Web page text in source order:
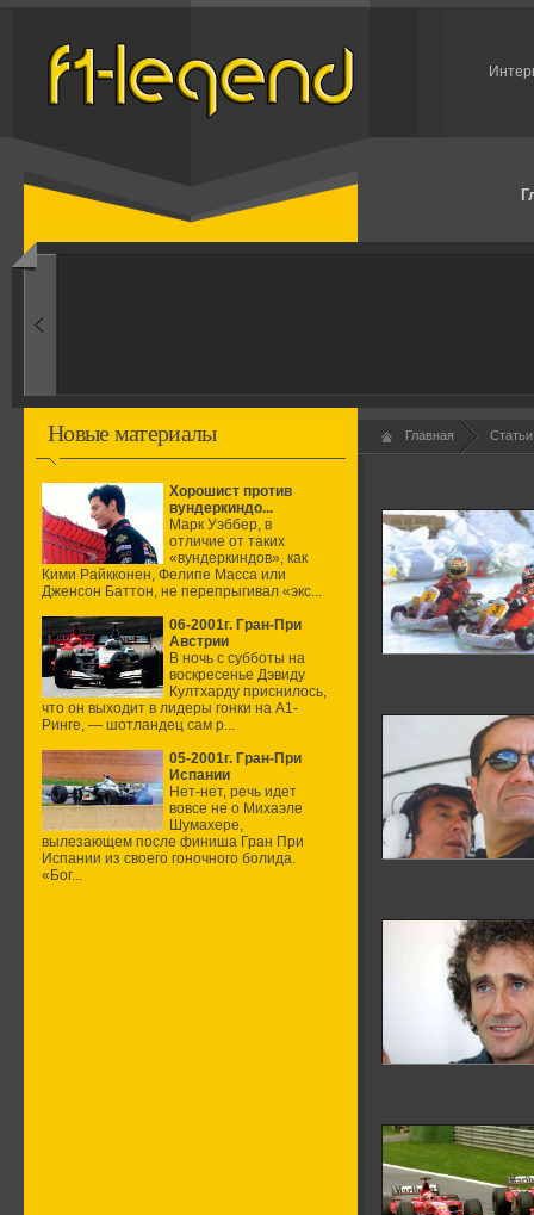
1960-ые
Новые материалы
Хорошист против
вундеркиндо...
Марк Уэббер, в
отличие от таких
«вундеркиндов», как
Кими Райкконен, Фелипе Масса или
Дженсон Баттон, не перепрыгивал «экс...
06-2001г. Гран-При
Австрии
В ночь с субботы на
воскресенье Дэвиду
Култхарду приснилось,
что он выходит в лидеры гонки на А1-
Ринге, — шотландец сам р...
05-2001г. Гран-При
Испании
Нет-нет, речь идет
вовсе не о Михаэле
Шумахере,
вылезающем после финиша Гран При
Испании из своего гоночного болида.
«Бог...
Главная